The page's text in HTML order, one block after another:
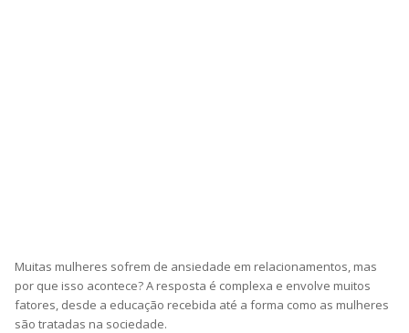
Muitas mulheres sofrem de ansiedade em relacionamentos, mas
por que isso acontece? A resposta é complexa e envolve muitos
fatores, desde a educação recebida até a forma como as mulheres
são tratadas na sociedade.